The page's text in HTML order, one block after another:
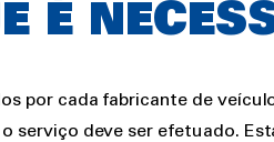
É
por cada fabricante de
serviço deve ser efetuado.